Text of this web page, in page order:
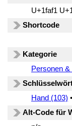
U+1faf1
Shortcode
Kategorie
Personen &
Hand (103) •
Alt-Code für